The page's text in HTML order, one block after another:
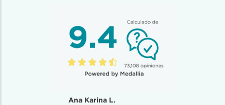
Ana Karina L.